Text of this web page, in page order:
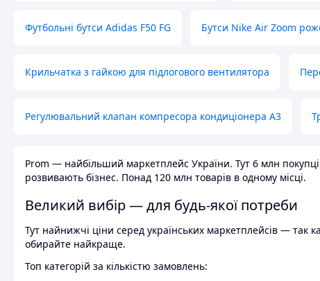
Футбольні бутси Adidas F50 FG Бутси Nike Air Zoom
Крильчатка з гайкою для підлогового вентилятора
Регулювальний клапан компресора кондиціонера А3
Prom — найбільший маркетплейс України. Тут 6 млн
розвивають бізнес. Понад 120 млн товарів в одному місці.
Великий вибір — для будь-якої потреби
Тут найнижчі ціни серед українських маркетплейсів — так
обирайте найкраще.
Топ категорій за кількістю замовлень: